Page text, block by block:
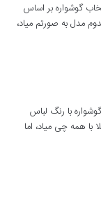
گوشواره بر اساس
مدل به صورتم میاد،
با رنگ لباس
همه چی میاد، اما